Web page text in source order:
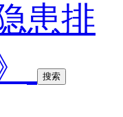
患排
搜索